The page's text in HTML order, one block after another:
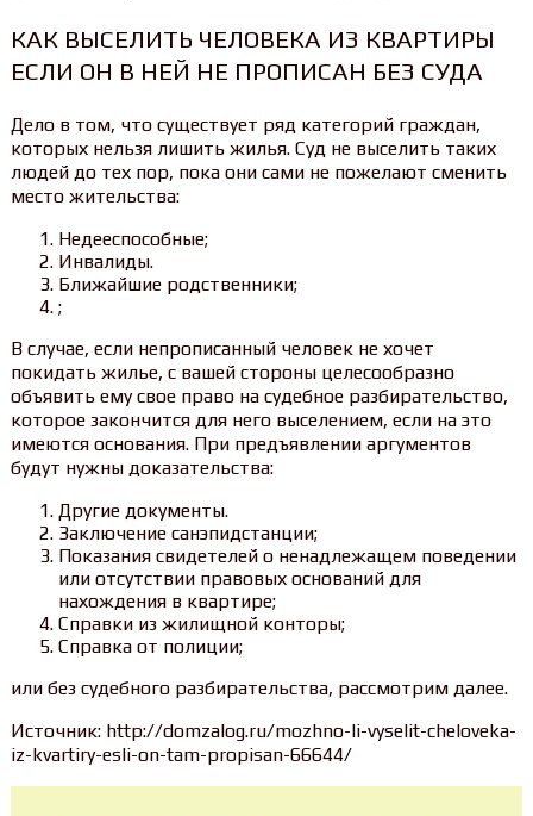
КАК ВЫСЕЛИТЬ ЧЕЛОВЕКА ИЗ КВАРТИРЫ
ЕСЛИ ОН В НЕЙ НЕ ПРОПИСАН БЕЗ СУДА
Дело в том, что существует ряд категорий граждан,
которых нельзя лишить жилья. Суд не выселить таких
людей до тех пор, пока они сами не пожелают сменить
место жительства:
Недееспособные;
Инвалиды.
Ближайшие родственники;
;
В случае, если непрописанный человек не хочет
покидать жилье, с вашей стороны целесообразно
объявить ему свое право на судебное разбирательство,
которое закончится для него выселением, если на это
имеются основания. При предъявлении аргументов
будут нужны доказательства:
Другие документы.
Заключение санэпидстанции;
Показания свидетелей о ненадлежащем поведении
или отсутствии правовых оснований для
нахождения в квартире;
Справки из жилищной конторы;
Справка от полиции;
или без судебного разбирательства, рассмотрим далее.
Источник: http://domzalog.ru/mozhno-li-vyselit-cheloveka-
iz-kvartiry-esli-on-tam-propisan-66644/